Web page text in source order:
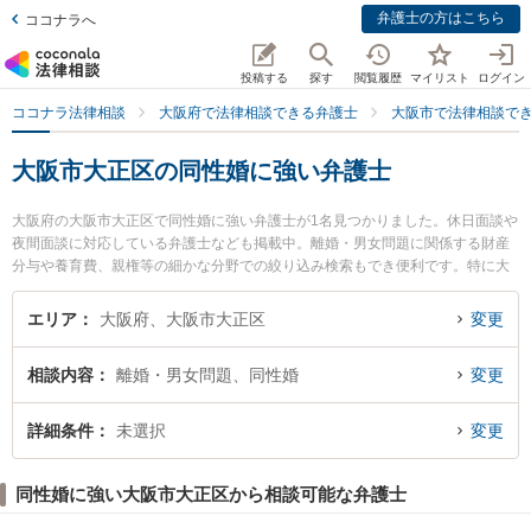
ココナラへ 弁護士の方はこちら
投稿する 探す 閲覧履歴 マイリスト ログイン
ココナラ法律相談 大阪府で法律相談できる弁護士 大阪市で法律相談で
大阪市大正区の同性婚に強い弁護士
大阪府の大阪市大正区で同性婚に強い弁護士が1名見つかりました。休日面談や
夜間面談に対応している弁護士なども掲載中。離婚・男女問題に関係する財産
分与や養育費、親権等の細かな分野での絞り込み検索もでき便利です。特に大
正法律事務所の岡 英男弁護士のプロフィール情報や弁護士費用、強みなどが注
目されています。『大阪市大正区で土日や夜間に発生した同性婚のトラブルを
の弁護士に相談予約したい』などでお困りの相談者さんにおすすめです。
エリア 大阪府、大阪市大正区 変更
相談内容 離婚・男女問題、同性婚 変更
詳細条件 未選択 変更
同性婚に強い大阪市大正区から相談可能な弁護士